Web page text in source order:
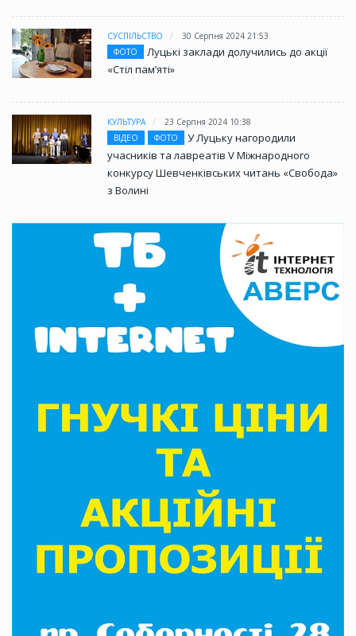
СУСПІЛЬСТВО
30 Серпня 2024 21:53
ФОТО
Луцькі заклади долучились до акції
«Стіл памʼяті»
КУЛЬТУРА
23 Серпня 2024 10:38
ВІДЕО
ФОТО
У Луцьку нагородили
учасників та лавреатів V Міжнародного
конкурсу Шевченківських читань «Свобода»
з Волині